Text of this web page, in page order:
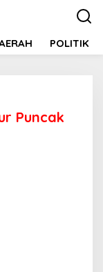
POLITIK
Puncak